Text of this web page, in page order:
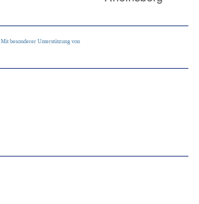
Mit besonderer Unterstützung von